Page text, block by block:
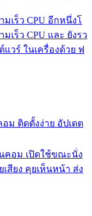
เร็ว CPU อีกหนึ่งโ
ร็ว CPU และ ยังรว
วร์ ในเครื่องด้วย ฟ
ม ติดตั้งง่าย อัปเดต
คอม เปิดใช้ขณะนั่ง
สียง คุยเห็นหน้า ส่ง